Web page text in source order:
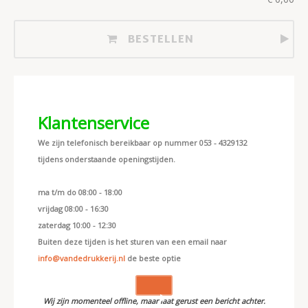
BESTELLEN
Klantenservice
We zijn telefonisch bereikbaar op nummer 053 - 4329132
tijdens onderstaande openingstijden.
ma t/m do 08:00 - 18:00
vrijdag 08:00 - 16:30
zaterdag 10:00 - 12:30
Buiten deze tijden is het sturen van een email naar
info@vandedrukkerij.nl de beste optie
Wij zijn momenteel offline, maar laat gerust een bericht achter.